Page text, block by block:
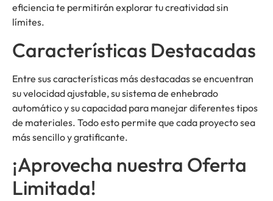
eficiencia te permitirán explorar tu creatividad sin
límites.
Características Destacadas
Entre sus características más destacadas se encuentran
su velocidad ajustable, su sistema de enhebrado
automático y su capacidad para manejar diferentes tipos
de materiales. Todo esto permite que cada proyecto sea
más sencillo y gratificante.
¡Aprovecha nuestra Oferta
Limitada!